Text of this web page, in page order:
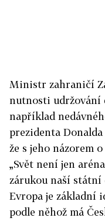
Ministr zahraničí
nutnosti udržování
například
prezidenta
že s jeho názorem
„Svět není jen
zárukou naší státní
Evropa je základní
podle něhož má